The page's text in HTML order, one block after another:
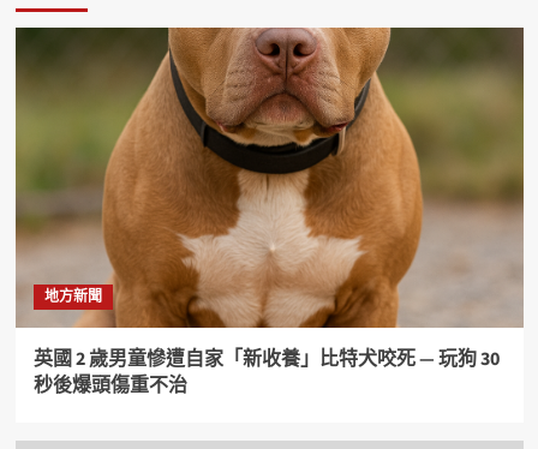
地方新聞
英國 2 歲男童慘遭自家「新收養」比特犬咬死 — 玩狗 30
秒後爆頭傷重不治